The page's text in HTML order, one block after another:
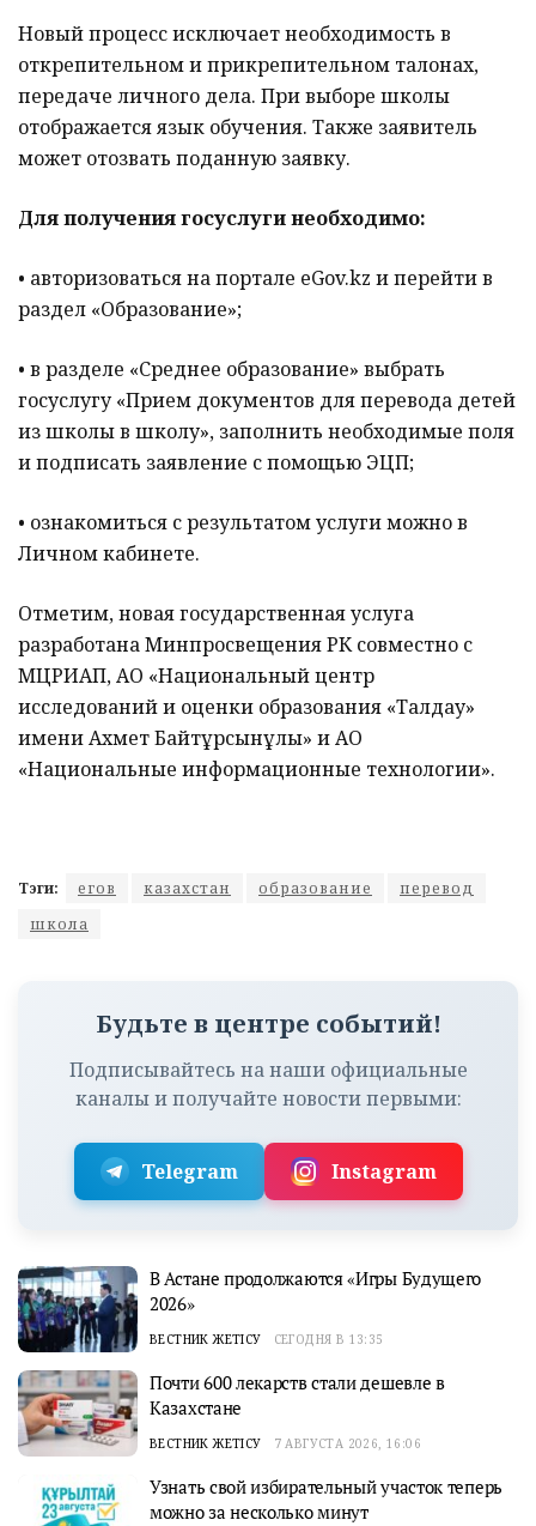
Новый процесс исключает необходимость в
открепительном и прикрепительном талонах,
передаче личного дела. При выборе школы
отображается язык обучения. Также заявитель
может отозвать поданную заявку.
Для получения госуслуги необходимо:
• авторизоваться на портале eGov.kz и перейти в
раздел «Образование»;
• в разделе «Среднее образование» выбрать
госуслугу «Прием документов для перевода детей
из школы в школу», заполнить необходимые поля
и подписать заявление с помощью ЭЦП;
• ознакомиться с результатом услуги можно в
Личном кабинете.
Отметим, новая государственная услуга
разработана Минпросвещения РК совместно с
МЦРИАП, АО «Национальный центр
исследований и оценки образования «Талдау»
имени Ахмет Байтұрсынұлы» и АО
«Национальные информационные технологии».
Тэги: егов казахстан образование
перевод
школа
Будьте в центре событий!
Подписывайтесь на наши официальные
каналы и получайте новости первыми:
Telegram Instagram
В Астане продолжаются «Игры Будущего
2026»
ВЕСТНИК ЖЕТІСУ СЕГОДНЯ В 13:35
Почти 600 лекарств стали дешевле в
Казахстане
ВЕСТНИК ЖЕТІСУ 7 АВГУСТА 2026, 16:06
Узнать свой избирательный участок теперь
можно за несколько минут